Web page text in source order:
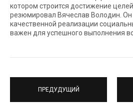
котором строится достижение
резюмировал Вячеслав Володин. Он
качественной реализации
важен для успешного выполнения
ПРЕДУДУЩИЙ